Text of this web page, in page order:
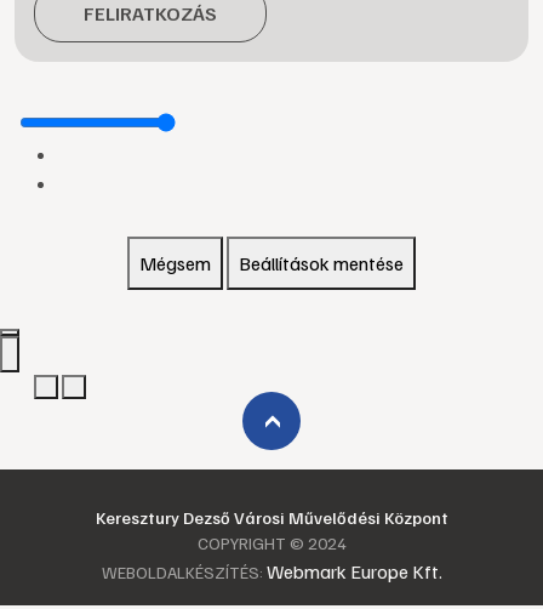
FELIRATKOZÁS
Mégsem Beállítások mentése
›
Keresztury Dezső Városi Művelődési Központ
COPYRIGHT © 2024
WEBOLDALKÉSZÍTÉS: Webmark Europe Kft.